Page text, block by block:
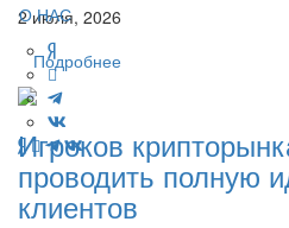
О НАС
2 июля, 2026
Подробнее
Игроков
проводить полную
клиентов